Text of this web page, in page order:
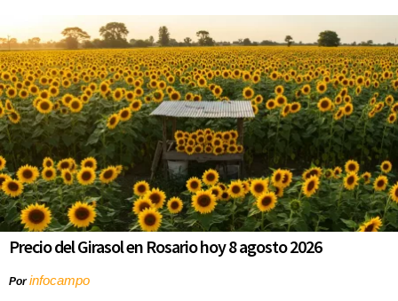
Precio del Girasol en Rosario hoy 8 agosto 2026
Porinfocampo